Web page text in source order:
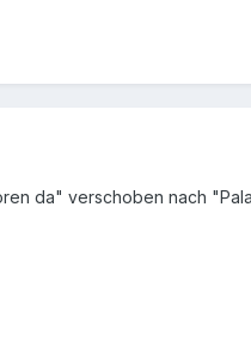
da" verschoben nach